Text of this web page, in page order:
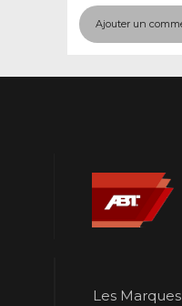
Les Marques